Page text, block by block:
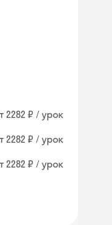
2282 ₽ / урок
2282 ₽ / урок
2282 ₽ / урок